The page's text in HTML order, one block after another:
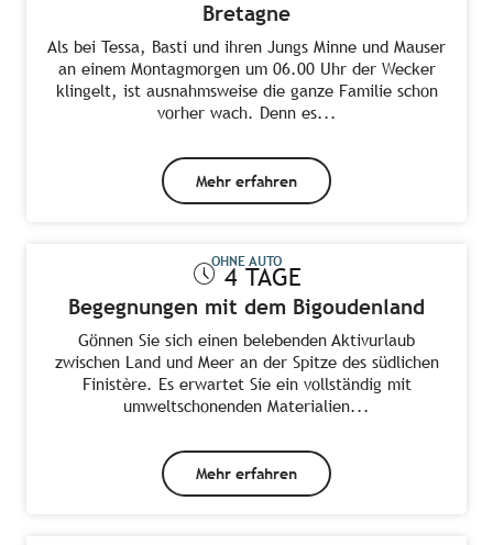
Bretagne
Als bei Tessa, Basti und ihren Jungs Minne und Mauser
an einem Montagmorgen um 06.00 Uhr der Wecker
klingelt, ist ausnahmsweise die ganze Familie schon
vorher wach. Denn es...
Mehr erfahren
OHNE AUTO
4 TAGE
Begegnungen mit dem Bigoudenland
Gönnen Sie sich einen belebenden Aktivurlaub
zwischen Land und Meer an der Spitze des südlichen
Finistère. Es erwartet Sie ein vollständig mit
umweltschonenden Materialien...
Mehr erfahren